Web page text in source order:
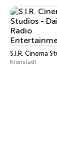
S.I.R. Cinema
Kronstadt